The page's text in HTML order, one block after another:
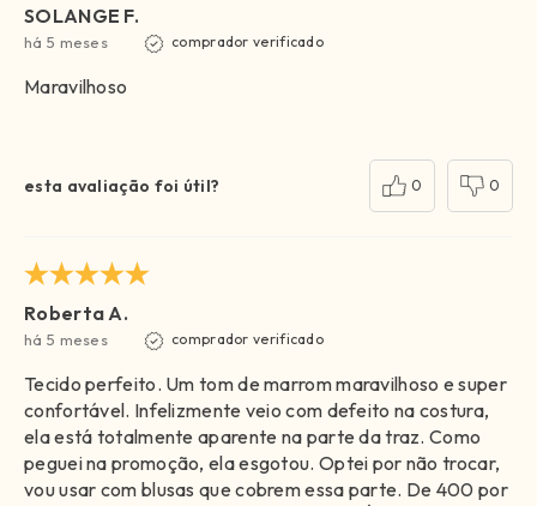
SOLANGE F.
há 5 meses comprador verificado
Maravilhoso
esta avaliação foi útil? 0 0
Roberta A.
há 5 meses comprador verificado
Tecido perfeito. Um tom de marrom maravilhoso e super
confortável. Infelizmente veio com defeito na costura,
ela está totalmente aparente na parte da traz. Como
peguei na promoção, ela esgotou. Optei por não trocar,
vou usar com blusas que cobrem essa parte. De 400 por